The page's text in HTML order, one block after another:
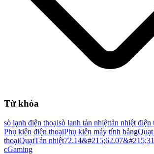
Từ khóa
sò lạnh điện thoạisò lạnh tản nhiệttản nhiệt điện
Phụ kiện điện thoạiPhụ kiện máy tính bảng
thoạiQuạtTản nhiệt
cGaming